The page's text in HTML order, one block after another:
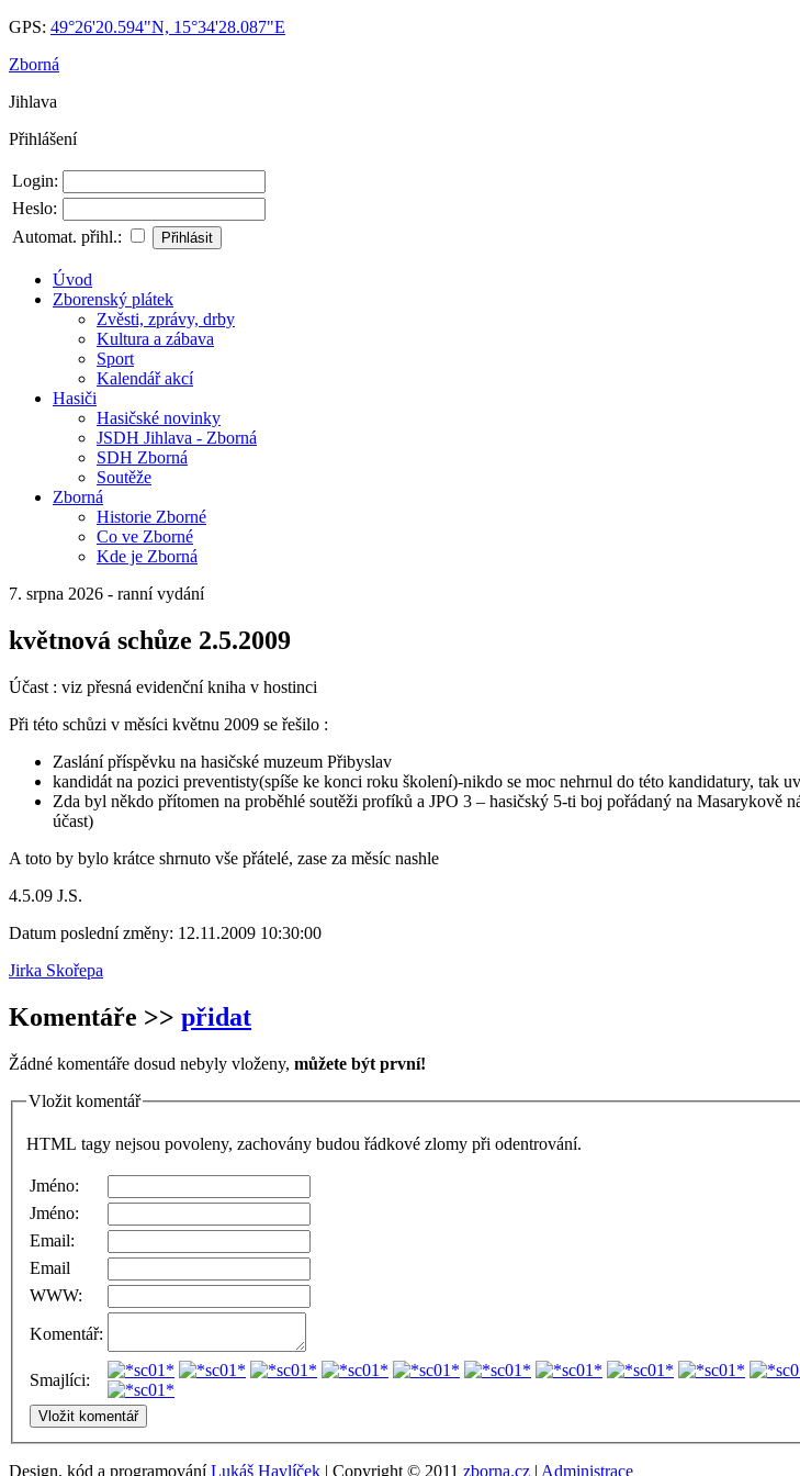
GPS: 49°26'20.594"N, 15°34'28.087"E
Zborná
Jihlava
Přihlášení
Login:
Heslo:
Automat. přihl.:
Úvod
Zborenský plátek
Zvěsti, zprávy, drby
Kultura a zábava
Sport
Kalendář akcí
Hasiči
Hasičské novinky
JSDH Jihlava - Zborná
SDH Zborná
Soutěže
Zborná
Historie Zborné
Co ve Zborné
Kde je Zborná
7. srpna 2026 - ranní vydání
květnová schůze 2.5.2009
Účast : viz přesná evidenční kniha v hostinci
Při této schůzi v měsíci květnu 2009 se řešilo :
Zaslání příspěvku na hasičské muzeum Přibyslav
kandidát na pozici preventisty(spíše ke konci roku školení)-nikdo se moc nehrnul do této kandidatury, tak
Zda byl někdo přítomen na proběhlé soutěži profíků a JPO 3 – hasičský 5-ti boj pořádaný na Masarykově
účast)
A toto by bylo krátce shrnuto vše přátelé, zase za měsíc nashle
4.5.09 J.S.
Datum poslední změny: 12.11.2009 10:30:00
Jirka Skořepa
Komentáře >> přidat
Žádné komentáře dosud nebyly vloženy, můžete být první!
Vložit komentář
HTML tagy nejsou povoleny, zachovány budou řádkové zlomy při odentrování.
Jméno:
Jméno:
Email:
Email
WWW:
Komentář:
Smajlíci:
Design, kód a programováníLukáš Havlíček | Copyright © 2011 zborna.cz | Administrace